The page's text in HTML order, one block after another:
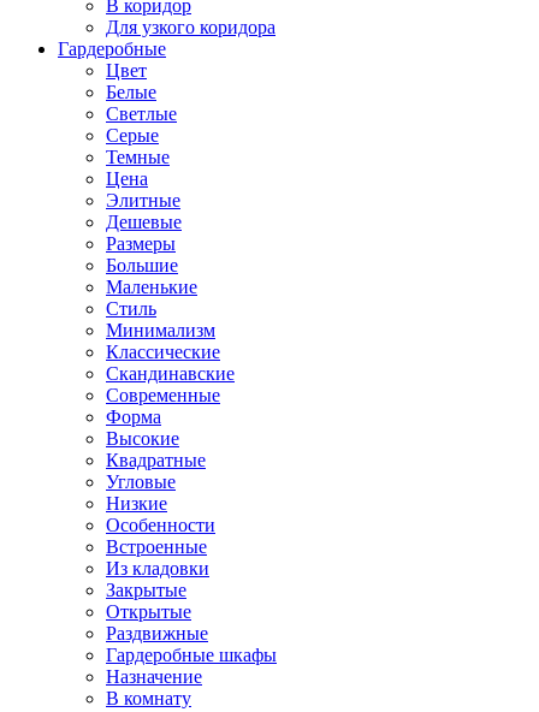
В коридор
Для узкого коридора
Гардеробные
Цвет
Белые
Светлые
Серые
Темные
Цена
Элитные
Дешевые
Размеры
Большие
Маленькие
Стиль
Минимализм
Классические
Скандинавские
Современные
Форма
Высокие
Квадратные
Угловые
Низкие
Особенности
Встроенные
Из кладовки
Закрытые
Открытые
Раздвижные
Гардеробные шкафы
Назначение
В комнату